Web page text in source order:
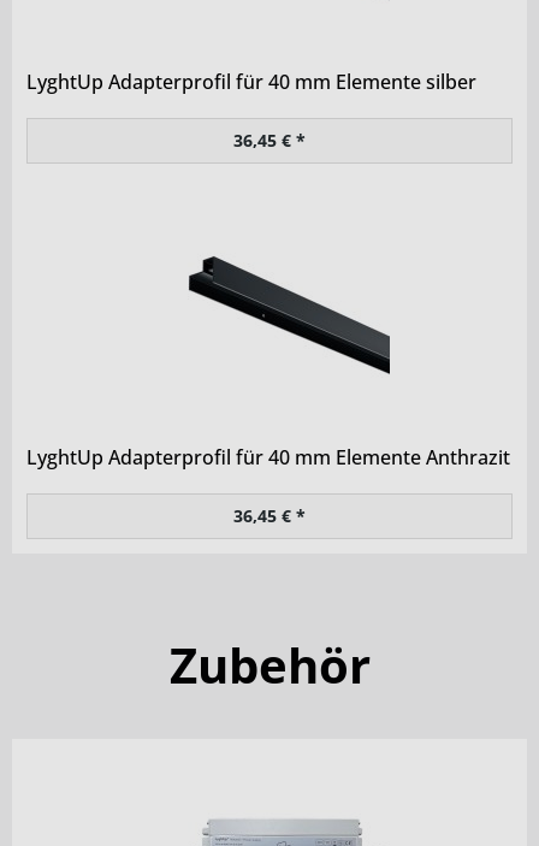
LyghtUp Adapterprofil für 40 mm Elemente silber
36,45 € *
LyghtUp Adapterprofil für 40 mm Elemente Anthrazit
36,45 € *
Zubehör